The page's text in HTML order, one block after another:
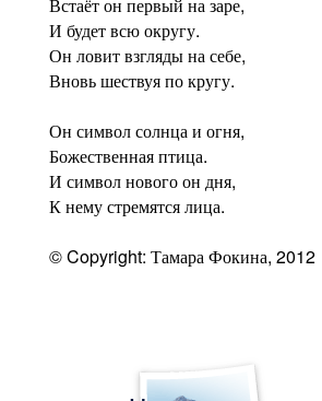
И будет всю округу.
Он ловит взгляды на себе,
Вновь шествуя по кругу.
Он символ солнца и огня,
Божественная птица.
И символ нового он дня,
К нему стремятся лица.
© Copyright: Тамара Фокина, 2012